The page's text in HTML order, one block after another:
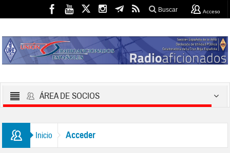
Buscar Acceso
ÁREA DE SOCIOS
Inicio Acceder